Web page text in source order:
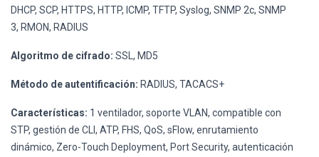
DHCP, SCP, HTTPS, HTTP, ICMP, TFTP, Syslog, SNMP 2c, SNMP
3, RMON, RADIUS
Algoritmo de cifrado: SSL, MD5
Método de autentificación: RADIUS, TACACS+
Características: 1 ventilador, soporte VLAN, compatible con
STP, gestión de CLI, ATP, FHS, QoS, sFlow, enrutamiento
dinámico, Zero-Touch Deployment, Port Security, autenticación